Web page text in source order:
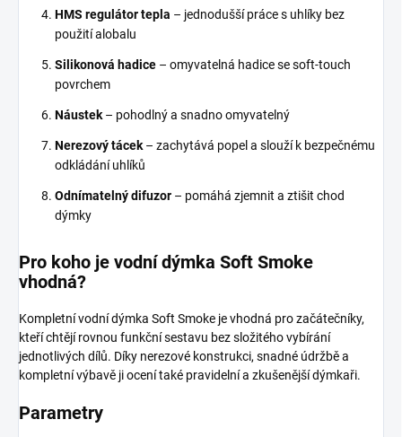
HMS regulátor tepla – jednodušší práce s uhlíky bez
použití alobalu
Silikonová hadice – omyvatelná hadice se soft-touch
povrchem
Náustek – pohodlný a snadno omyvatelný
Nerezový tácek – zachytává popel a slouží k bezpečnému
odkládání uhlíků
Odnímatelný difuzor – pomáhá zjemnit a ztišit chod
dýmky
Pro koho je vodní dýmka Soft Smoke
vhodná?
Kompletní vodní dýmka Soft Smoke je vhodná pro začátečníky,
kteří chtějí rovnou funkční sestavu bez složitého vybírání
jednotlivých dílů. Díky nerezové konstrukci, snadné údržbě a
kompletní výbavě ji ocení také pravidelní a zkušenější dýmkaři.
Parametry